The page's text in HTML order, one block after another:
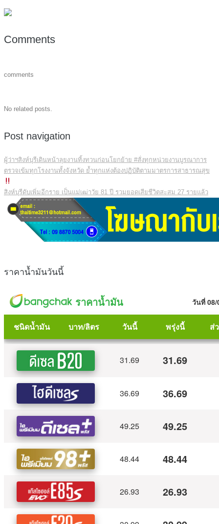
Comments
comments
No related posts.
Post navigation
ผู้ว่าฯสิงห์บุรีเดินหน้าลุยงานทิ้งทวนก่อนโยกย้าย #สั่งทุกหน่วยงานบูรณาการ
ตรวจเข้มทุกโรงงานทั้งจังหวัด ย้ำทุกแห่งต้องปฏิบัติตามมาตรการสาธารณสุข
สิงห์บุรีดับเพิ่มอีกราย เป็นแม่เฒ่าวัย 81 ปี รวมยอดเสียชีวิตสะสม 27 รายแล้ว
ราคาน้ำมันวันนี้